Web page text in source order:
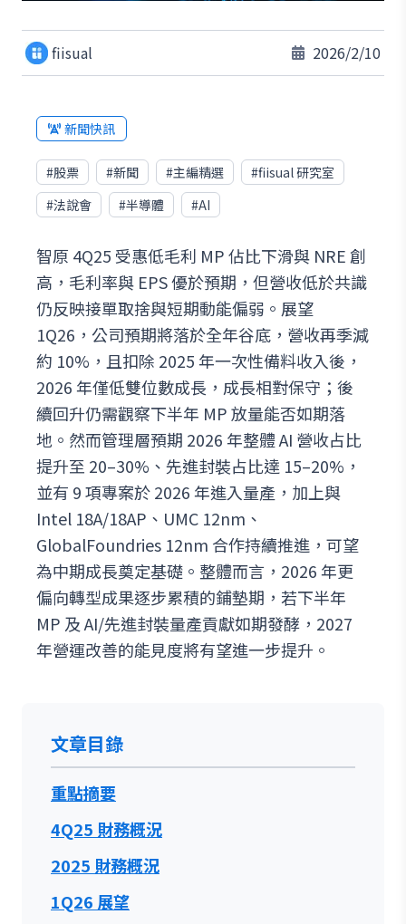
fiisual 2026/2/10
新聞快訊
#股票 #新聞 #主編精選 #fiisual 研究室
#法說會 #半導體 #AI
智原 4Q25 受惠低毛利 MP 佔比下滑與 NRE 創
高，毛利率與 EPS 優於預期，但營收低於共識
仍反映接單取捨與短期動能偏弱。展望
1Q26，公司預期將落於全年谷底，營收再季減
約 10%，且扣除 2025 年一次性備料收入後，
2026 年僅低雙位數成長，成長相對保守；後
續回升仍需觀察下半年 MP 放量能否如期落
地。然而管理層預期 2026 年整體 AI 營收占比
提升至 20–30%、先進封裝占比達 15–20%，
並有 9 項專案於 2026 年進入量產，加上與
Intel 18A/18AP、UMC 12nm、
GlobalFoundries 12nm 合作持續推進，可望
為中期成長奠定基礎。整體而言，2026 年更
偏向轉型成果逐步累積的鋪墊期，若下半年
MP 及 AI/先進封裝量產貢獻如期發酵，2027
年營運改善的能見度將有望進一步提升。
文章目錄
重點摘要
4Q25 財務概況
2025 財務概況
1Q26 展望